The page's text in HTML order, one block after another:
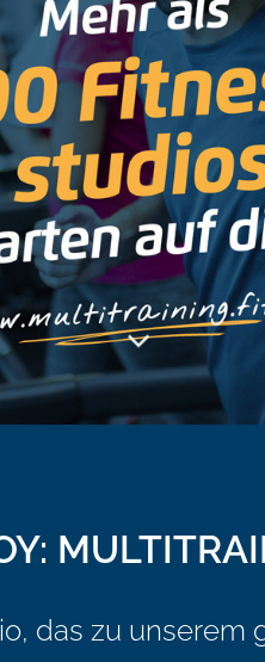
das zu